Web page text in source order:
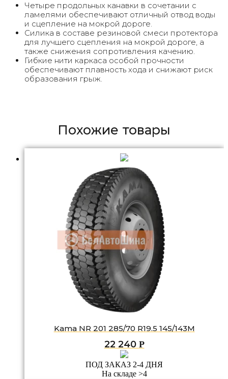
Четыре продольных канавки в сочетании с
ламелями обеспечивают отличный отвод воды
и сцепление на мокрой дороге.
Силика в составе резиновой смеси протектора
для лучшего сцепления на мокрой дороге, а
также снижения сопротивления качению.
Гибкие нити каркаса особой прочности
обеспечивают плавность хода и снижают риск
образования грыж.
Похожие товары
Kama NR 201 285/70 R19.5 145/143M
22 240 Р
ПОД ЗАКАЗ 2-4 ДНЯ
На складе >4